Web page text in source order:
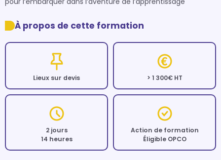
À propos de cette formation
Lieux sur devis > 1 300€ HT
2 jours
14 heures
Action de formation
Éligible OPCO